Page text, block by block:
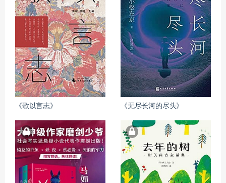
《歌以言志》 《无尽长河的尽头》